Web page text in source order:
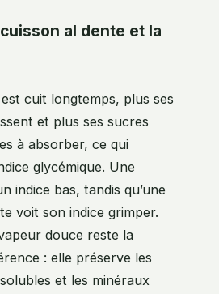
al dente et la
cuit longtemps, plus ses
et plus ses sucres
à absorber, ce qui
glycémique. Une
indice bas, tandis qu’une
voit son indice grimper.
douce reste la
: elle préserve les
et les minéraux